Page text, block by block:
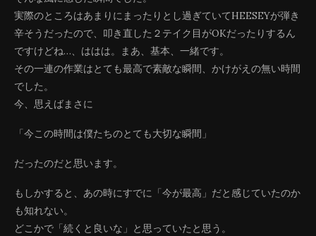
実際のところはあまりにまったりとし過ぎていてHEESEYが弾き
辛そうだったので、叩き直した２テイク目がOKだったりするん
ですけどね…、ははは。まあ、基本、一緒です。
その一連の作業はとても最高で素敵な瞬間、かけがえの無い時間
でした。
今、思えばまさに
「今この時間は僕たちのとても大切な瞬間」
だったのだと思います。
もしかすると、あの時にすでに「今が最高」だと感じていたのか
も知れない。
どこかで「続くと良いな」と思っていたと思う。